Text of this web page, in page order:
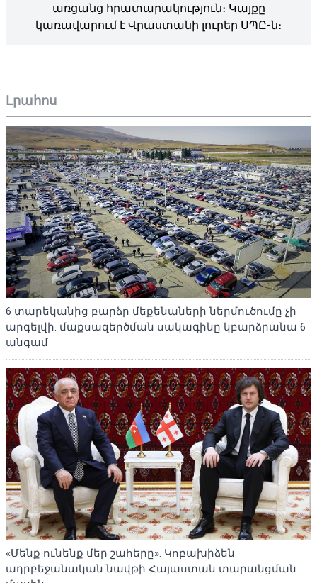
Լրահոս
6 տարեկանից բարձր մեքենաների ներմուծումը չի
արգելվի. մաքսազերծման սակագինը կբարձրանա 6
անգամ
«Մենք ունենք մեր շահերը». Կոբախիձեն
ադրբեջանական նավթի Հայաստան տարանցման
առցանց հրատարակություն։ Կայքը
կառավարում է Վրաստանի լուրեր ՍՊԸ-ն։